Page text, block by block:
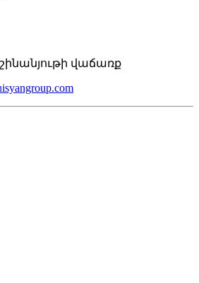
ինանյութի վաճառք